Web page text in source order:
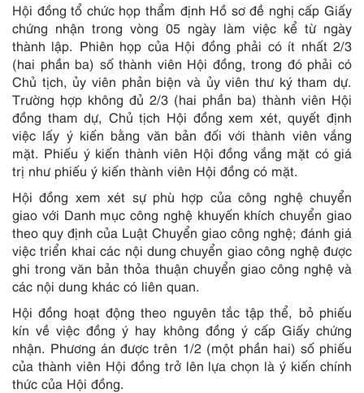
Hội đồng tổ chức họp thẩm định Hồ sơ đề nghị cấp Giấy
chứng nhận trong vòng 05 ngày làm việc kể từ ngày
thành lập. Phiên họp của Hội đồng phải có ít nhất 2/3
(hai phần ba) số thành viên Hội đồng, trong đó phải có
Chủ tịch, ủy viên phản biện và ủy viên thư ký tham dự.
Trường hợp không đủ 2/3 (hai phần ba) thành viên Hội
đồng tham dự, Chủ tịch Hội đồng xem xét, quyết định
việc lấy ý kiến bằng văn bản đối với thành viên vắng
mặt. Phiếu ý kiến thành viên Hội đồng vắng mặt có giá
trị như phiếu ý kiến thành viên Hội đồng có mặt.
Hội đồng xem xét sự phù hợp của công nghệ chuyển
giao với Danh mục công nghệ khuyến khích chuyển giao
theo quy định của Luật Chuyển giao công nghệ; đánh giá
việc triển khai các nội dung chuyển giao công nghệ được
ghi trong văn bản thỏa thuận chuyển giao công nghệ và
các nội dung khác có liên quan.
Hội đồng hoạt động theo nguyên tắc tập thể, bỏ phiếu
kín về việc đồng ý hay không đồng ý cấp Giấy chứng
nhận. Phương án được trên 1/2 (một phần hai) số phiếu
của thành viên Hội đồng trở lên lựa chọn là ý kiến chính
thức của Hội đồng.